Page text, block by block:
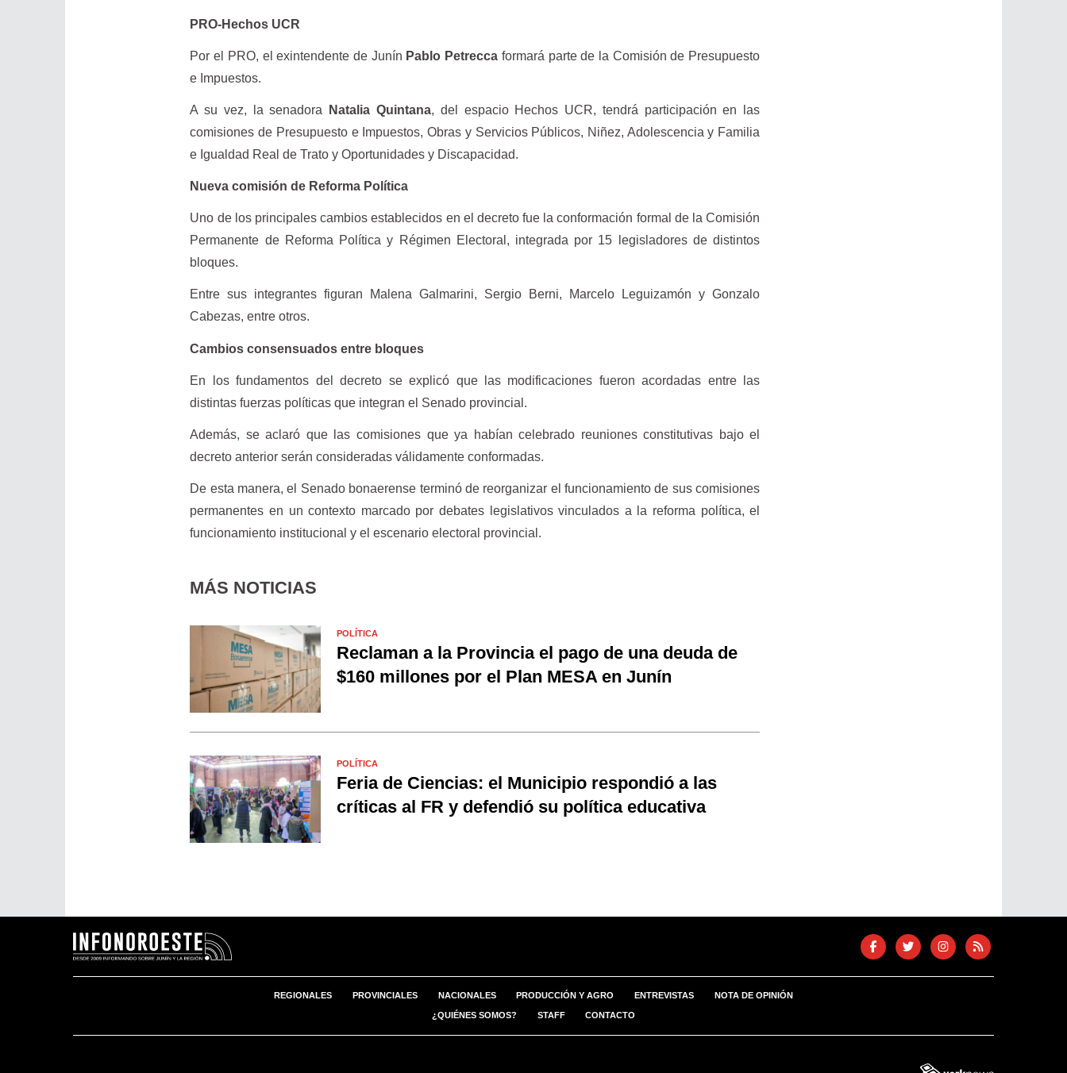
PRO-Hechos UCR
Por el PRO, el exintendente de Junín Pablo Petrecca formará parte de la Comisión de Presupuesto
e Impuestos.
A su vez, la senadora Natalia Quintana, del espacio Hechos UCR, tendrá participación en las
comisiones de Presupuesto e Impuestos, Obras y Servicios Públicos, Niñez, Adolescencia y Familia
e Igualdad Real de Trato y Oportunidades y Discapacidad.
Nueva comisión de Reforma Política
Uno de los principales cambios establecidos en el decreto fue la conformación formal de la Comisión
Permanente de Reforma Política y Régimen Electoral, integrada por 15 legisladores de distintos
bloques.
Entre sus integrantes figuran Malena Galmarini, Sergio Berni, Marcelo Leguizamón y Gonzalo
Cabezas, entre otros.
Cambios consensuados entre bloques
En los fundamentos del decreto se explicó que las modificaciones fueron acordadas entre las
distintas fuerzas políticas que integran el Senado provincial.
Además, se aclaró que las comisiones que ya habían celebrado reuniones constitutivas bajo el
decreto anterior serán consideradas válidamente conformadas.
De esta manera, el Senado bonaerense terminó de reorganizar el funcionamiento de sus comisiones
permanentes en un contexto marcado por debates legislativos vinculados a la reforma política, el
funcionamiento institucional y el escenario electoral provincial.
MÁS NOTICIAS
POLÍTICA
Reclaman a la Provincia el pago de una deuda de
$160 millones por el Plan MESA en Junín
POLÍTICA
Feria de Ciencias: el Municipio respondió a las
críticas al FR y defendió su política educativa
REGIONALES PROVINCIALES NACIONALES PRODUCCIÓN Y AGRO ENTREVISTAS NOTA DE OPINIÓN
¿QUIÉNES SOMOS? STAFF CONTACTO